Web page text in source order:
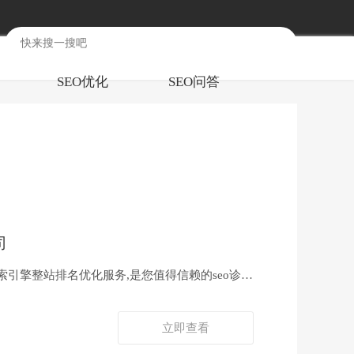
SEO优化 SEO问答
擎整站排名优化服务,是您值得信赖的seo诊
立即查看